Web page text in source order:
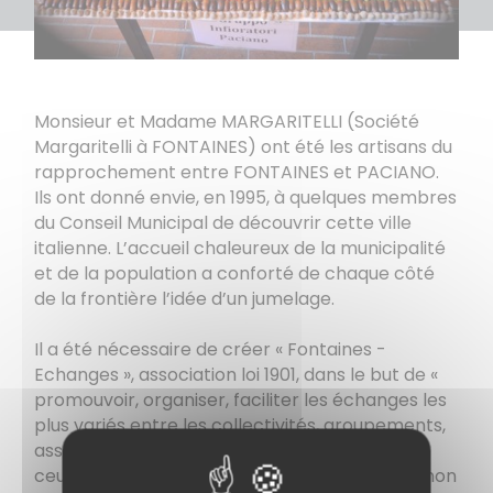
Monsieur et Madame MARGARITELLI (Société
Margaritelli à FONTAINES) ont été les artisans du
rapprochement entre FONTAINES et PACIANO.
Ils ont donné envie, en 1995, à quelques membres
du Conseil Municipal de découvrir cette ville
italienne. L’accueil chaleureux de la municipalité
et de la population a conforté de chaque côté
de la frontière l’idée d’un jumelage.
Il a été nécessaire de créer « Fontaines -
Echanges », association loi 1901, dans le but de «
promouvoir, organiser, faciliter les échanges les
plus variés entre les collectivités, groupements,
associations ou particuliers de FONTAINES et
ceux des villes de pays étrangers, jumelés ou non